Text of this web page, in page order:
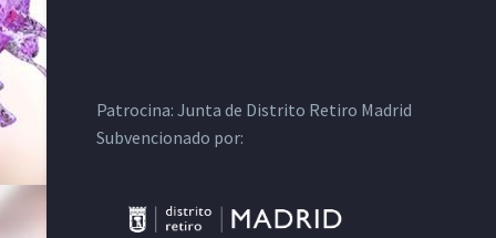
Patrocina: Junta de Distrito Retiro Madrid
Subvencionado por: